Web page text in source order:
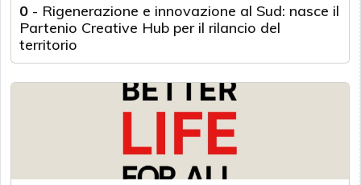
0 - Rigenerazione e innovazione al Sud: nasce il
Partenio Creative Hub per il rilancio del
territorio